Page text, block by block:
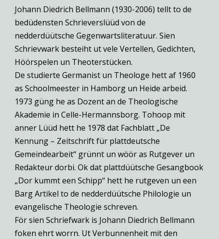
Johann Diedrich Bellmann (1930-2006) tellt to de
bedüdensten Schrieverslüüd von de
nedderdüütsche Gegenwartsliteratuur. Sien
Schrievwark besteiht ut vele Vertellen, Gedichten,
Höörspelen un Theoterstücken.
De studierte Germanist un Theologe hett af 1960
as Schoolmeester in Hamborg un Heide arbeid.
1973 güng he as Dozent an de Theologische
Akademie in Celle-Hermannsborg. Tohoop mit
anner Lüüd hett he 1978 dat Fachblatt „De
Kennung – Zeitschrift für plattdeutsche
Gemeindearbeit“ grünnt un wöör as Rutgever un
Redakteur dorbi. Ok dat plattdüütsche Gesangbook
„Dor kummt een Schipp“ hett he rutgeven un een
Barg Artikel to de nedderdüütsche Philologie un
evangelische Theologie schreven.
För sien Schriefwark is Johann Diedrich Bellmann
foken ehrt worrn. Ut Verbunnenheit mit den